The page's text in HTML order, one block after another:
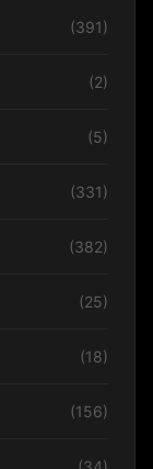
(391)
(2)
(5)
(331)
(382)
(25)
(18)
(156)